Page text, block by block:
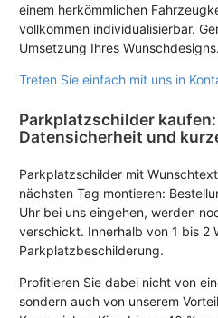
einem herkömmlichen
vollkommen individualisierbar.
Umsetzung Ihres Wunschdesigns.
Treten Sie einfach mit uns in
Parkplatzschilder
Datensicherheit und
Parkplatzschilder mit
nächsten Tag montieren:
Uhr bei uns eingehen, werden
verschickt. Innerhalb von 1 bis 2
Parkplatzbeschilderung.
Profitieren Sie dabei nicht von
sondern auch von unserem